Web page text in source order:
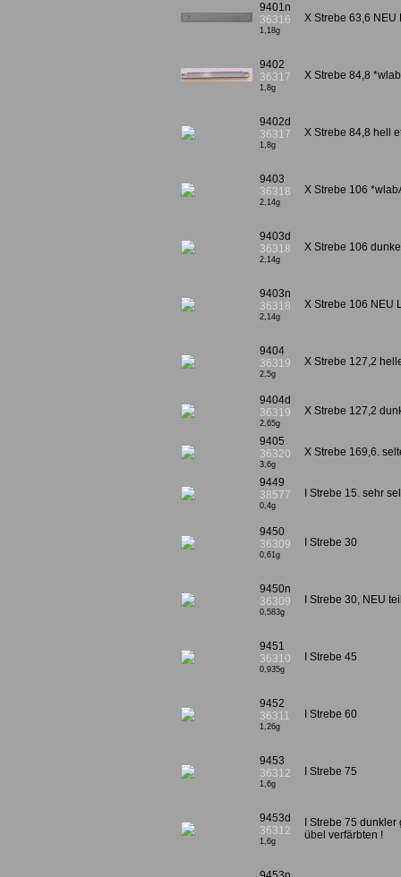
9401n
36316
1,18g
X Strebe 63,6 NEU
9402
36317
1,8g
X Strebe 84,8
9402d
36317
1,8g
X Strebe 84,8 hell
9403
36318
2,14g
X Strebe 106
9403d
36318
2,14g
X Strebe 106
9403n
36318
2,14g
X Strebe 106 NEU
9404
36319
2,5g
X Strebe 127,2
9404d
36319
2,65g
X Strebe 127,2
9405
36320
3,6g
X Strebe 169,6.
9449
38577
0,4g
I Strebe 15. sehr
9450
36309
0,61g
I Strebe 30
9450n
36309
0,583g
I Strebe 30, NEU
9451
36310
0,935g
I Strebe 45
9452
36311
1,26g
I Strebe 60
9453
36312
1,6g
I Strebe 75
9453d
36312
1,6g
I Strebe 75
übel verfärbten !